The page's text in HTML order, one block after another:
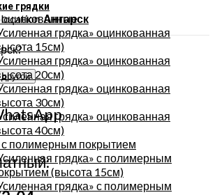
Ангарск
грядки
оцинкованные
грядка» оцинкованная
15см)
грядка» оцинкованная
20см)
грядка» оцинкованная
30см)
грядка» оцинкованная
40см)
с полимерным покрытием
грядка» с полимерным
(высота 15см)
грядка» с полимерным